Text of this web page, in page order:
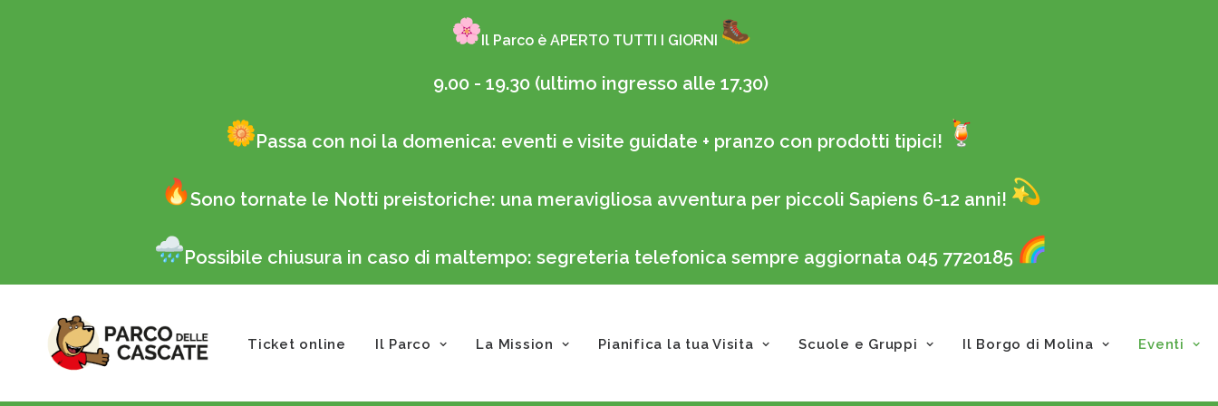
Il Parco è APERTO TUTTI I GIORNI
9.00 - 19.30 (ultimo ingresso alle 17.30)
Passa con noi la domenica: eventi e visite guidate + pranzo con prodotti tipici!
Sono tornate le Notti preistoriche: una meravigliosa avventura per piccoli Sapiens 6-12 anni!
Possibile chiusura in caso di maltempo: segreteria telefonica sempre aggiornata 045 7720185
Ticket online Il Parco La Mission Pianifica la tua Visita Scuole e Gruppi Il Borgo di Molina Eventi